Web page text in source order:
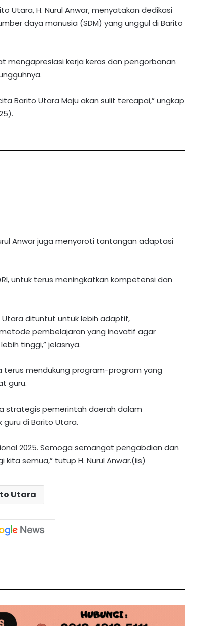
Utara, H. Nurul Anwar, menyatakan dedikasi
daya manusia (SDM) yang unggul di Barito
mengapresiasi kerja keras dan pengorbanan
Barito Utara Maju akan sulit tercapai,” ungkap
Anwar juga menyoroti tantangan adaptasi
untuk terus meningkatkan kompetensi dan
Utara dituntut untuk lebih adaptif,
pembelajaran yang inovatif agar
tinggi,” jelasnya.
terus mendukung program-program yang
guru.
strategis pemerintah daerah dalam
di Barito Utara.
2025. Semoga semangat pengabdian dan
semua,” tutup H. Nurul Anwar.(iis)
Utara
APBD 2025, Ini 4 Agenda Paripurna
Selanjutnya
Pimpinan DPRD Barito Utara